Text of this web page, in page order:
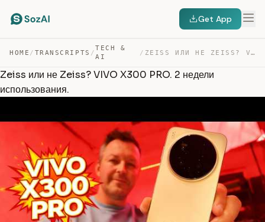
Get App
HOME / TRANSCRIPTS /
TECH &
AI
/ ZEISS ИЛИ НЕ ZEISS? VIVO X300 PRO. 2 НЕДЕЛИ ИСПОЛЬЗОВАН… — TRANSCRIPT
Zeiss или не Zeiss? VIVO X300 PRO. 2 недели
использования.